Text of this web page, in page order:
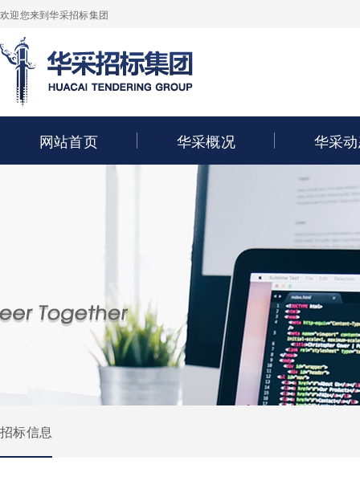
欢迎您来到华采招标集团
网站首页 华采概况 华采
招标信息